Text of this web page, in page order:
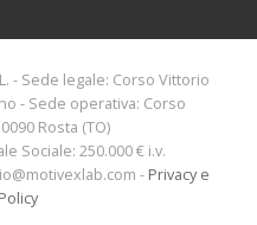
- Sede legale: Corso Vittorio
- Sede operativa: Corso
Rosta (TO)
Sociale: 250.000 € i.v.
- Privacy e